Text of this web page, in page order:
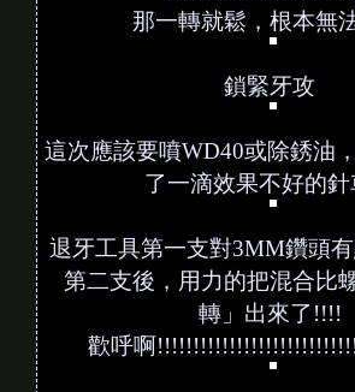
鑽頭插入的感覺練習